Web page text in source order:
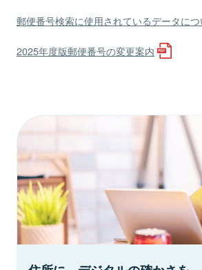
郵便番号検索に使用されているデータにつ
2025年度版郵便番号の変更案内